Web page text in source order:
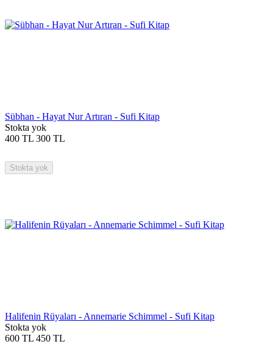
Sübhan - Hayat Nur Artıran - Sufi Kitap
Stokta yok
400 TL 300 TL
Stokta yok
Halifenin Rüyaları - Annemarie Schimmel - Sufi Kitap
Stokta yok
600 TL 450 TL